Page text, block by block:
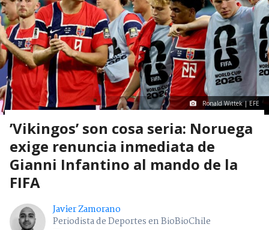
Ronald Wittek | EFE
’Vikingos’ son cosa seria: Noruega
exige renuncia inmediata de
Gianni Infantino al mando de la
FIFA
Javier Zamorano
Periodista de Deportes en BioBioChile